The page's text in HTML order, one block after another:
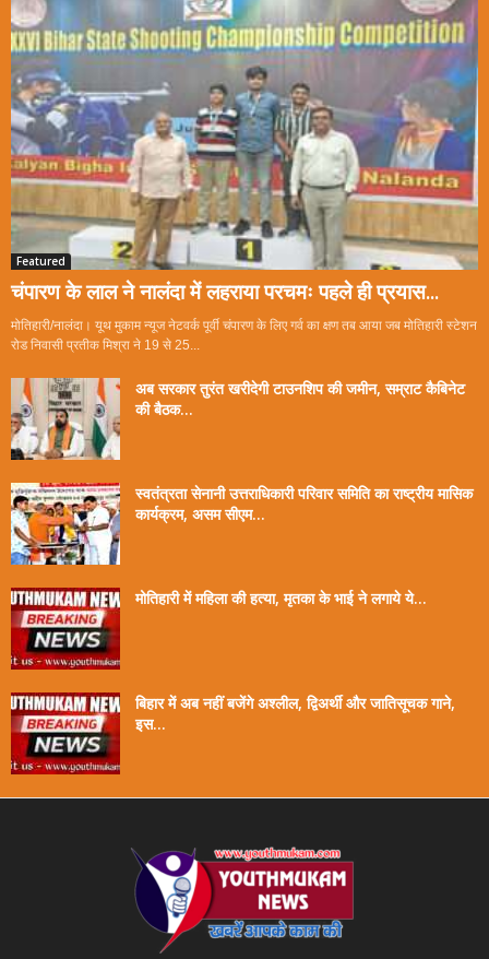
Featured
चंपारण के लाल ने नालंदा में लहराया परचमः पहले ही प्रयास...
मोतिहारी/नालंदा। यूथ मुकाम न्यूज नेटवर्क पूर्वी चंपारण के लिए गर्व का क्षण तब आया जब मोतिहारी स्टेशन
रोड निवासी प्रतीक मिश्रा ने 19 से 25...
अब सरकार तुरंत खरीदेगी टाउनशिप की जमीन, सम्राट कैबिनेट
की बैठक...
स्वतंत्रता सेनानी उत्तराधिकारी परिवार समिति का राष्ट्रीय मासिक
कार्यक्रम, असम सीएम...
मोतिहारी में महिला की हत्या, मृतका के भाई ने लगाये ये...
बिहार में अब नहीं बजेंगे अश्लील, द्विअर्थी और जातिसूचक गाने,
इस...